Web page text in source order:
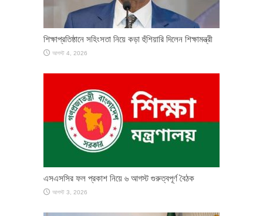
শিক্ষাপ্রতিষ্ঠানে সহিংসতা নিয়ে কড়া হুঁশিয়ারি দিলেন শিক্ষামন্ত্রী
আগস্ট 4, 2026
এসএসসির ফল প্রকাশ নিয়ে ৬ আগস্ট গুরুত্বপূর্ণ বৈঠক
আগস্ট 3, 2026